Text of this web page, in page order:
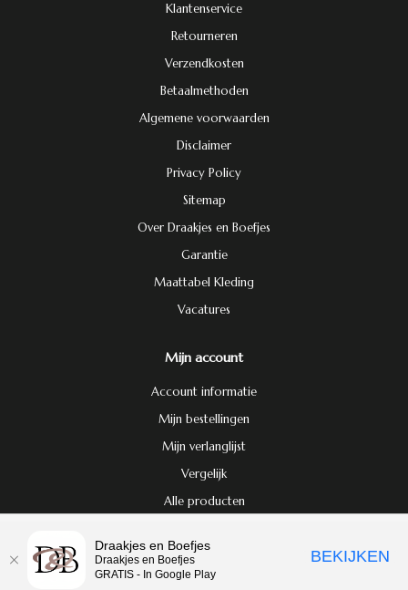
cookies om onze website te verbeteren.
Dit bericht verbergen
Meer over cookies »
Klantenservice
Retourneren
Verzendkosten
Betaalmethoden
Algemene voorwaarden
Disclaimer
Privacy Policy
Sitemap
Over Draakjes en Boefjes
Garantie
Maattabel Kleding
Vacatures
Mijn account
Account informatie
Mijn bestellingen
Mijn verlanglijst
Vergelijk
Alle producten
© Copyright 2026 Draakjes en Boefjes
Draakjes en Boefjes
Draakjes en Boefjes
GRATIS - In Google Play
BEKIJKEN